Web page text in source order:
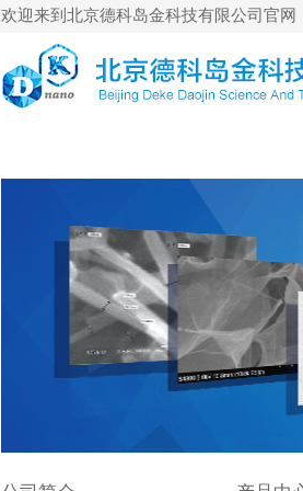
欢迎来到北京德科岛金科技有限公司官网